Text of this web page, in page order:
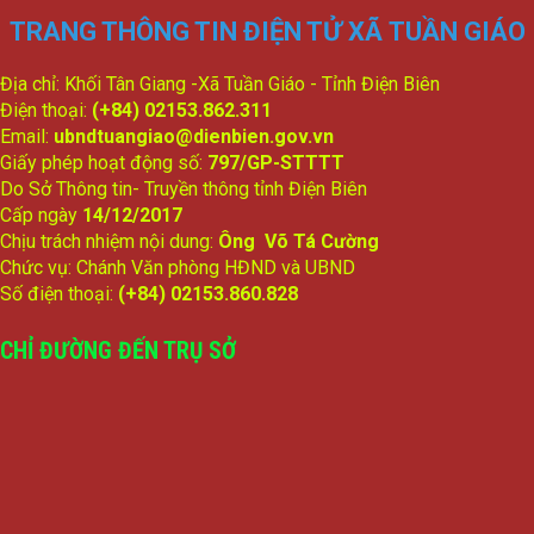
1704/TTr-UBND
(2) Đề nghị phê duyệt Kế hoạch phát triển sự nghiệp Giáo dục
lượt xem: 123 | lượt tải:82
349/BC-UBND
(2) Báo cáo công tác tiếp công dân giải quyết khiếu nại, tố cáo
và phòng chống tham nhũng, tiêu cực 6 tháng đầu năm
2026; phương hướng, nhiệm vụ 6 tháng cuối năm 2026
lượt xem: 200 | lượt tải:128
342/BC-UBND
(1) Về tình hình thực hiện Kế hoạch phát triển kinh tế-xã hội,
đảm bảo quốc phòng-an ninh trong 6 tháng đầu năm; nhiệm
lượt xem: 141 | lượt tải:118
TRANG THÔNG TIN ĐIỆN TỬ XÃ TUẦN GIÁO
Địa chỉ: Khối Tân Giang -Xã Tuần Giáo - Tỉnh Điện Biên
Điện thoại: (+84) 02153.862.311
Email: ubndtuangiao@dienbien.gov.vn
Giấy phép hoạt động số: 797/GP-STTTT
Do Sở Thông tin- Truyền thông tỉnh Điện Biên
Cấp ngày 14/12/2017
Chịu trách nhiệm nội dung: Ông Võ Tá Cường
Chức vụ: Chánh Văn phòng HĐND và UBND
Số điện thoại: (+84) 02153.860.828
CHỈ ĐƯỜNG ĐẾN TRỤ SỞ